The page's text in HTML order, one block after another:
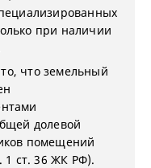
при наличии
что земельный
долевой
помещений
1 ст. 36 ЖК РФ).